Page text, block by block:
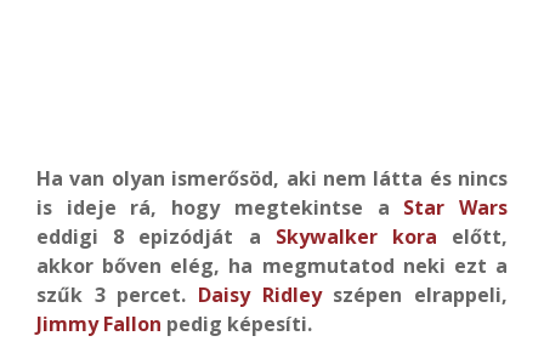
Ha van olyan ismerősöd, aki nem látta és nincs
is ideje rá, hogy megtekintse a Star Wars
eddigi 8 epizódját a Skywalker kora előtt,
akkor bőven elég, ha megmutatod neki ezt a
szűk 3 percet. Daisy Ridleyszépen elrappeli,
Jimmy Fallon pedig képesíti.